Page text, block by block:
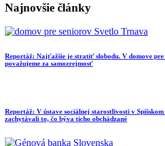
Najnovšie články
Reportáž: Najťažšie je stratiť slobodu. V domove pre
považujeme za samozrejmosť
Reportáž: V ústave sociálnej starostlivosti v
zachytávali to, čo býva ticho obchádzané